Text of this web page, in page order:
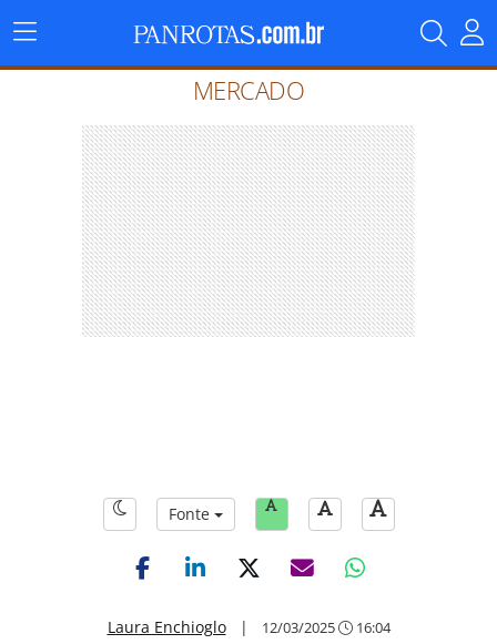
Menu
Principal
MERCADO
Fonte
Laura Enchioglo| 12/03/2025 16:04